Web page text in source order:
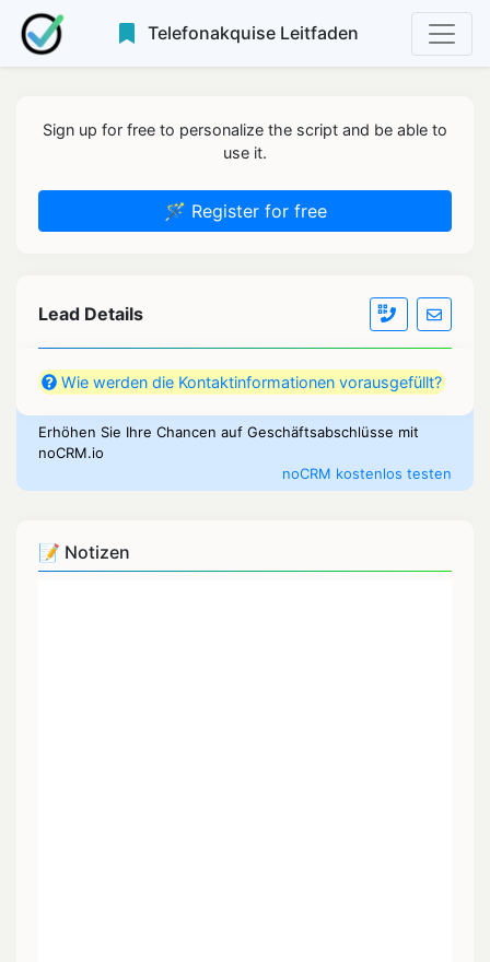
Telefonakquise Leitfaden
Sign up for free to personalize the script and be able to
use it.
🪄 Register for free
Lead Details
Wie werden die Kontaktinformationen vorausgefüllt?
Erhöhen Sie Ihre Chancen auf Geschäftsabschlüsse mit
noCRM.io
noCRM kostenlos testen
📝 Notizen